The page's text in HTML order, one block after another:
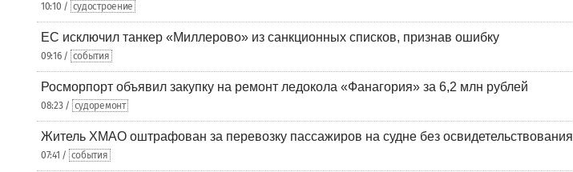
10:10 / судостроение
ЕС исключил танкер «Миллерово» из санкционных списков, признав ошибку
09:16 / события
Росморпорт объявил закупку на ремонт ледокола «Фанагория» за 6,2 млн рублей
08:23 / судоремонт
Житель ХМАО оштрафован за перевозку пассажиров на судне без освидетельствования
07:41 / события